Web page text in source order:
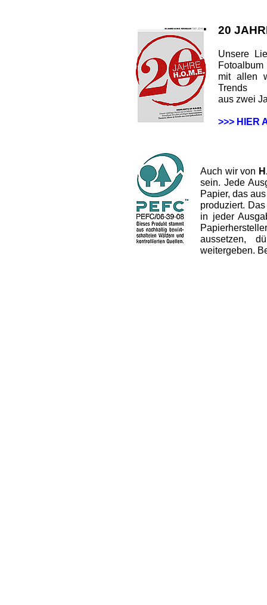
20
Unsere
Fotoalbum
mit allen
Trends
aus zwei
>>> HIER
Auch wir von
sein. Jede
Papier, das
produziert.
in jeder
aussetzen,
weitergeben.